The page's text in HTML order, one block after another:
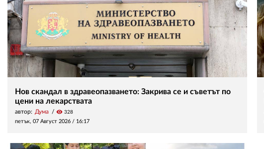
Нов скандал в здравеопазването: Закрива се и съветът по
цени на лекарствата
автор: Дума visibility 328
петък, 07 Август 2026 / 16:17